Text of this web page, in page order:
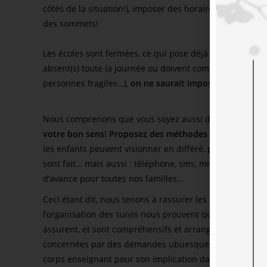
côtés de la situation!), imposer des horaires de cours,
des sommets!
Les écoles sont fermées, ce qui pose déjà bien des
absent(s) toute la journée ou doivent composer avec
personnes fragiles…), on ne saurait imposer une
Nous comprenons que vous soyez aussi dans
votre bon sens! Proposez des méthodes d’échange
les enfants peuvent visionner en différé, plateformes
sont fait… mais aussi : téléphone, sms, mms, pour
d’avance pour toutes nos familles…
Ceci étant dit, nous tenons à rassurer les parents et
l’organisation des suivis nous prouvent que comme
assurent, et sont compréhensifs et arrangeants (voire
concernées par des demandes ubuesques, raison
corps enseignant pour son implication dans